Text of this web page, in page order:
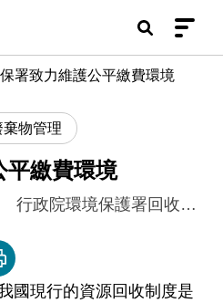
區
署致力維護公平繳費環境
棄物管理
平繳費環境
行政院環境保護署回收基管會
容連結
印本頁
國現行的資源回收制度是